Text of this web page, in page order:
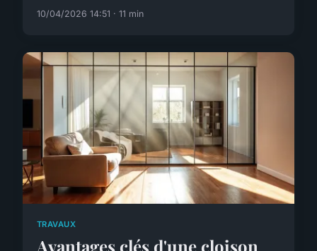
10/04/2026 14:51 · 11 min
TRAVAUX
Avantages clés d'une cloison